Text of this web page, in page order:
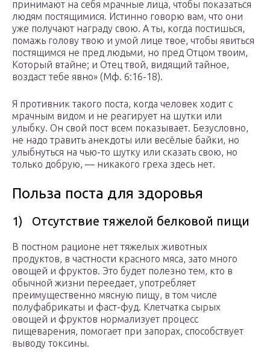
принимают на себя мрачные лица, чтобы показаться
людям постящимися. Истинно говорю вам, что они
уже получают награду свою. А ты, когда постишься,
помажь голову твою и умой лице твое, чтобы явиться
постящимся не пред людьми, но пред Отцом твоим,
Который втайне; и Отец твой, видящий тайное,
воздаст тебе явно» (Мф. 6:16-18).
Я противник такого поста, когда человек ходит с
мрачным видом и не реагирует на шутки или
улыбку. Он свой пост всем показывает. Безусловно,
не надо травить анекдоты или весёлые байки, но
улыбнуться на чью-то шутку или сказать свою, но
только добрую, — никакого греха здесь нет.
Польза поста для здоровья
1) Отсутствие тяжелой белковой пищи
В постном рационе нет тяжелых животных
продуктов, в частности красного мяса, зато много
овощей и фруктов. Это будет полезно тем, кто в
обычной жизни переедает, употребляет
преимущественно мясную пищу, в том числе
полуфабрикаты и фаст-фуд. Клетчатка сырых
овощей и фруктов нормализует процесс
пищеварения, помогает при запорах, способствует
выводу токсины.